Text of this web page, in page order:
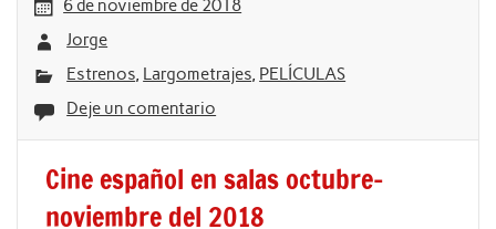
6 de noviembre de 2018
Jorge
Estrenos, Largometrajes, PELÍCULAS
Deje un comentario
Cine español en salas octubre-
noviembre del 2018